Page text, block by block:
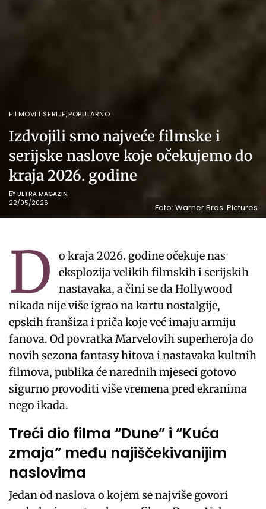
FILMOVI I SERIJE,POPULARNO
Izdvojili smo najveće filmske i
serijske naslove koje očekujemo do
kraja 2026. godine
BY ULTRA MAGAZIN
22/05/2026
Foto: Warner Bros. Pictures
D
o kraja 2026. godine očekuje nas
eksplozija velikih filmskih i serijskih
nastavaka, a čini se da Hollywood
nikada nije više igrao na kartu nostalgije,
epskih franšiza i priča koje već imaju armiju
fanova. Od povratka Marvelovih superheroja do
novih sezona fantasy hitova i nastavaka kultnih
filmova, publika će narednih mjeseci gotovo
sigurno provoditi više vremena pred ekranima
nego ikada.
Treći dio filma “Dune” i “Kuća
zmaja” među najiščekivanijim
naslovima
Jedan od naslova o kojem se najviše govori